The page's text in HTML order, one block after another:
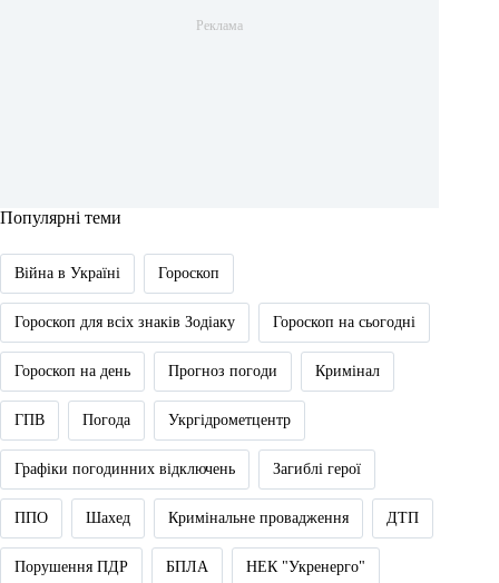
Популярні теми
Війна в Україні Гороскоп
Гороскоп для всіх знаків Зодіаку Гороскоп на сьогодні
Гороскоп на день Прогноз погоди Кримінал
ГПВ Погода Укргідрометцентр
Графіки погодинних відключень Загиблі герої
ППО Шахед Кримінальне провадження ДТП
Порушення ПДР БПЛА НЕК "Укренерго"